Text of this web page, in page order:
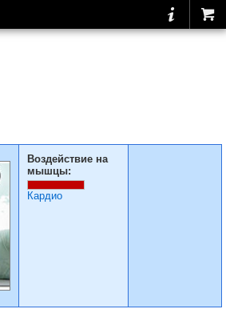
Воздействие на
мышцы:
Кардио